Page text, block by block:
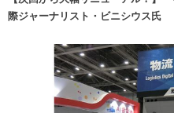
際ジャーナリスト・ビニシウス氏